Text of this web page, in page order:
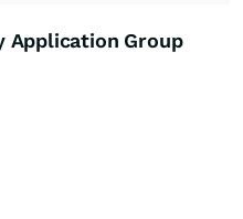
Application Group